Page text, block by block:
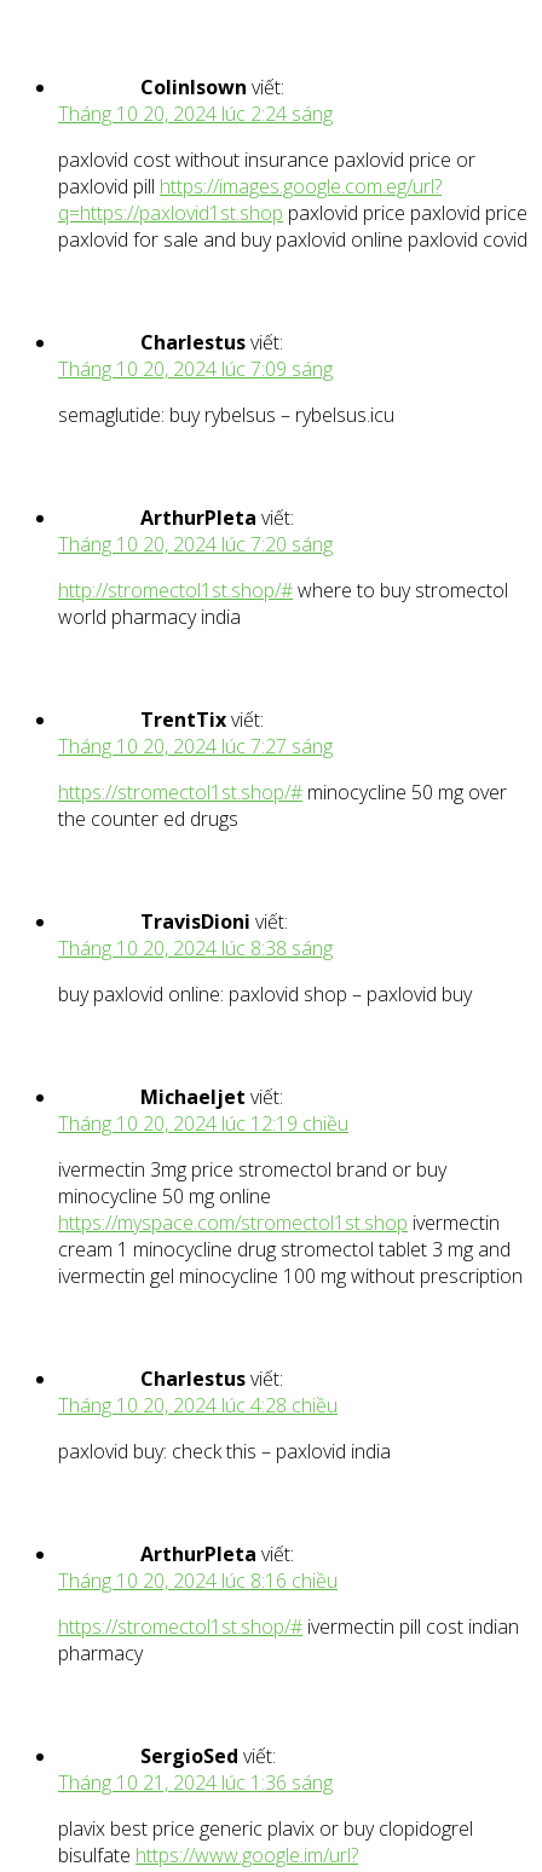
ColinIsown viết:
Tháng 10 20, 2024 lúc 2:24 sáng
paxlovid cost without insurance paxlovid price or
paxlovid pill https://images.google.com.eg/url?
q=https://paxlovid1st.shop paxlovid price paxlovid price
paxlovid for sale and buy paxlovid online paxlovid covid
Charlestusviết:
Tháng 10 20, 2024 lúc 7:09 sáng
semaglutide: buy rybelsus – rybelsus.icu
ArthurPleta viết:
Tháng 10 20, 2024 lúc 7:20 sáng
http://stromectol1st.shop/#where to buy stromectol
world pharmacy india
TrentTixviết:
Tháng 10 20, 2024 lúc 7:27 sáng
https://stromectol1st.shop/# minocycline 50 mg over
the counter ed drugs
TravisDioni viết:
Tháng 10 20, 2024 lúc 8:38 sáng
buy paxlovid online: paxlovid shop – paxlovid buy
Michaeljet viết:
Tháng 10 20, 2024 lúc 12:19 chiều
ivermectin 3mg price stromectol brand or buy
minocycline 50 mg online
https://myspace.com/stromectol1st.shop ivermectin
cream 1 minocycline drug stromectol tablet 3 mg and
ivermectin gel minocycline 100 mg without prescription
Charlestusviết:
Tháng 10 20, 2024 lúc 4:28 chiều
paxlovid buy: check this – paxlovid india
ArthurPleta viết:
Tháng 10 20, 2024 lúc 8:16 chiều
https://stromectol1st.shop/# ivermectin pill cost indian
pharmacy
SergioSed viết:
Tháng 10 21, 2024 lúc 1:36 sáng
plavix best price generic plavix or buy clopidogrel
bisulfate https://www.google.im/url?